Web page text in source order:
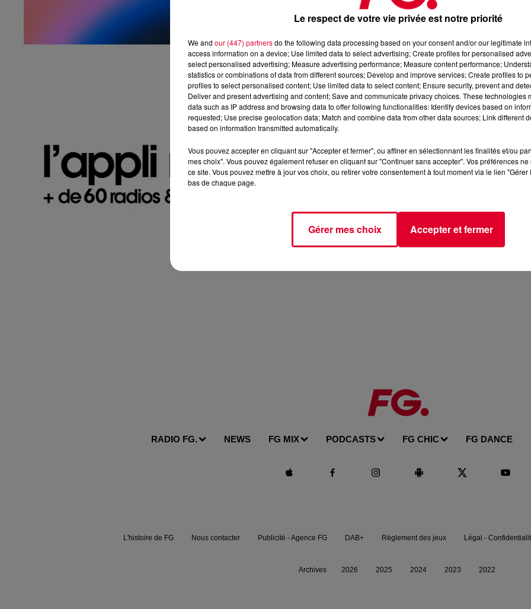
Image
Crédit :
Image
RADIO FG. NEWS FG MIX PODCASTS FG CHIC FG DANCE
L'histoire de FG Nous contacter Publicité - Agence FG DAB+ Règlement des jeux Légal -
Archives 2026 2025 2024 2023 2022
Le respect de votre vie privée est notre priorité
We and our (447) partnersdo the following data processing based on your consent and/or our legitimate
access information on a device; Use limited data to select advertising; Create profiles for personalised
select personalised advertising; Measure advertising performance; Measure content performance;
statistics or combinations of data from different sources; Develop and improve services; Create profiles to
profiles to select personalised content; Use limited data to select content; Ensure security, prevent and
Deliver and present advertising and content; Save and communicate privacy choices. These technologies
data such as IP address and browsing data to offer following functionalities: Identify devices based on
requested; Use precise geolocation data; Match and combine data from other data sources; Link different
based on information transmitted automatically.
Vous pouvez accepter en cliquant sur "Accepter et fermer", ou affiner en sélectionnant les finalités et/ou
mes choix". Vous pouvez également refuser en cliquant sur "Continuer sans accepter". Vos préférences
ce site. Vous pouvez mettre à jour vos choix, ou retirer votre consentement à tout moment via le lien
bas de chaque page.
Gérer mes choix Accepter et fermer